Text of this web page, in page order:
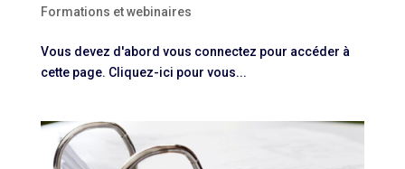
Formations et webinaires
Vous devez d'abord vous connectez pour accéder à
cette page. Cliquez-ici pour vous...